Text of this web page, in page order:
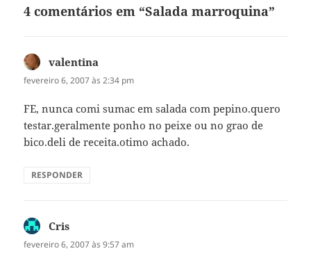
4 comentários em “Salada marroquina”
valentina
fevereiro 6, 2007 às 2:34 pm
FE, nunca comi sumac em salada com pepino.quero
testar.geralmente ponho no peixe ou no grao de
bico.deli de receita.otimo achado.
RESPONDER
Cris
fevereiro 6, 2007 às 9:57 am